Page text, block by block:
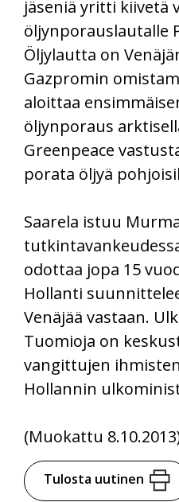
jäseniä yritti kiivetä
öljynporauslautalle
Öljylautta on
Gazpromin
aloittaa
öljynporaus
Greenpeace
porata öljyä
Saarela istuu
odottaa jopa 15
Hollanti
Venäjää vastaan.
Tuomioja on
vangittujen
Hollannin
(Muokattu
Tulosta uutinen